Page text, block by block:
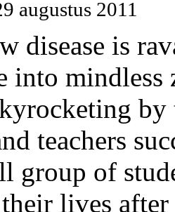
augustus 2011
disease is
into mindless
teachers
group of
lives